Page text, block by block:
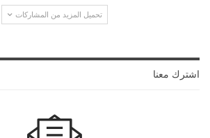
تحميل المزيد من المشاركات
اشترك معنا